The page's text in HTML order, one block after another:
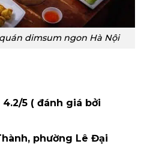
dimsum ngon Hà Nội
5 ( đánh giá bởi
phường Lê Đại